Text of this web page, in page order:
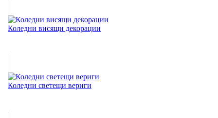
Коледни висящи декорации
Коледни светещи вериги